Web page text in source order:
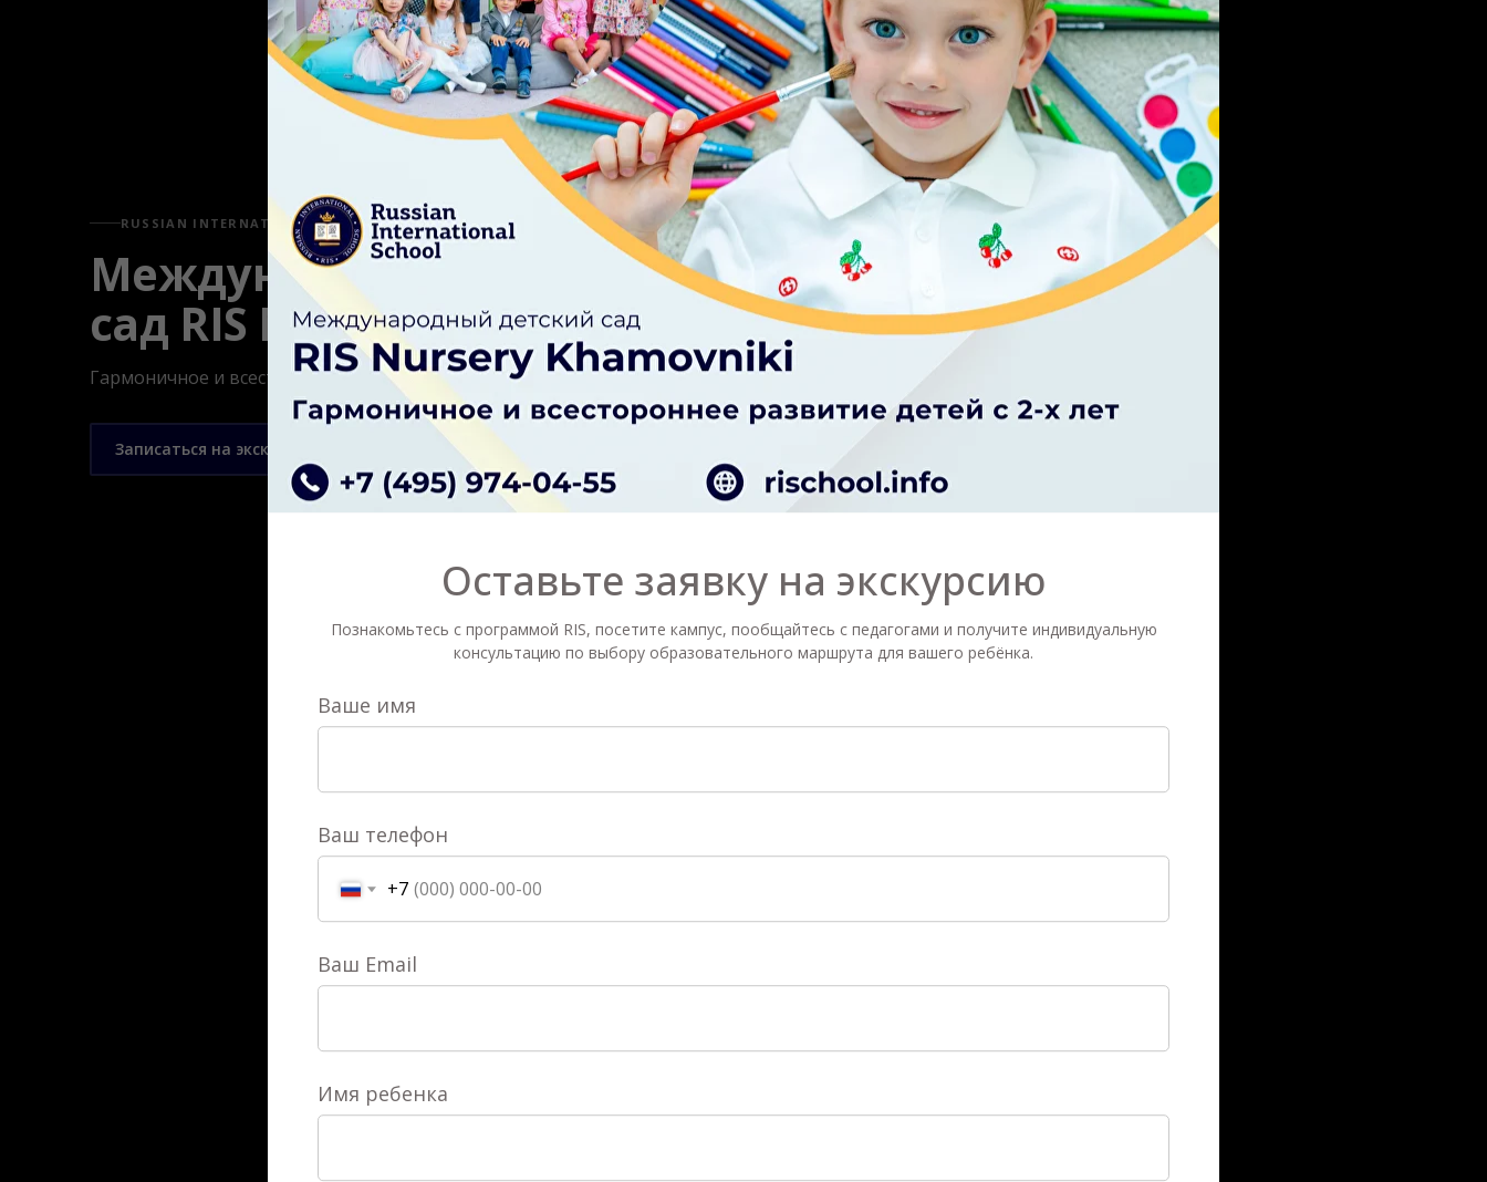
RUSSIAN INTERNATIONAL SCHOOL
Международный детский
сад RIS Nursery в Хамовниках
Гармоничное и всестороннее развитие детей с 2-х лет
Записаться на экскурсию
Оставьте заявку на экскурсию
Познакомьтесь с программой RIS, посетите кампус, пообщайтесь с педагогами и получите индивидуальную
консультацию по выбору образовательного маршрута для вашего ребёнка.
Ваше имя
Ваш телефон
+7
Ваш Email
Имя ребенка